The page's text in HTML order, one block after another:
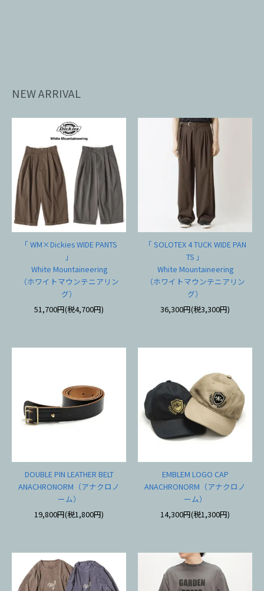
NEW ARRIVAL
「 WM×Dickies WIDE PANTS
」
White Mountaineering
（ホワイトマウンテニアリン
グ）
51,700円(税4,700円)
「 SOLOTEX 4 TUCK WIDE PAN
TS 」
White Mountaineering
（ホワイトマウンテニアリン
グ）
36,300円(税3,300円)
DOUBLE PIN LEATHER BELT
ANACHRONORM（アナクロノ
ーム）
19,800円(税1,800円)
EMBLEM LOGO CAP
ANACHRONORM（アナクロノ
ーム）
14,300円(税1,300円)